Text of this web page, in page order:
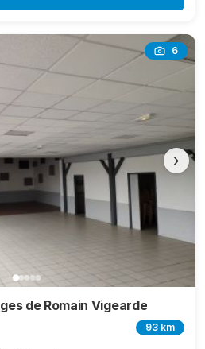
6
›
de Romain Vigearde
93 km